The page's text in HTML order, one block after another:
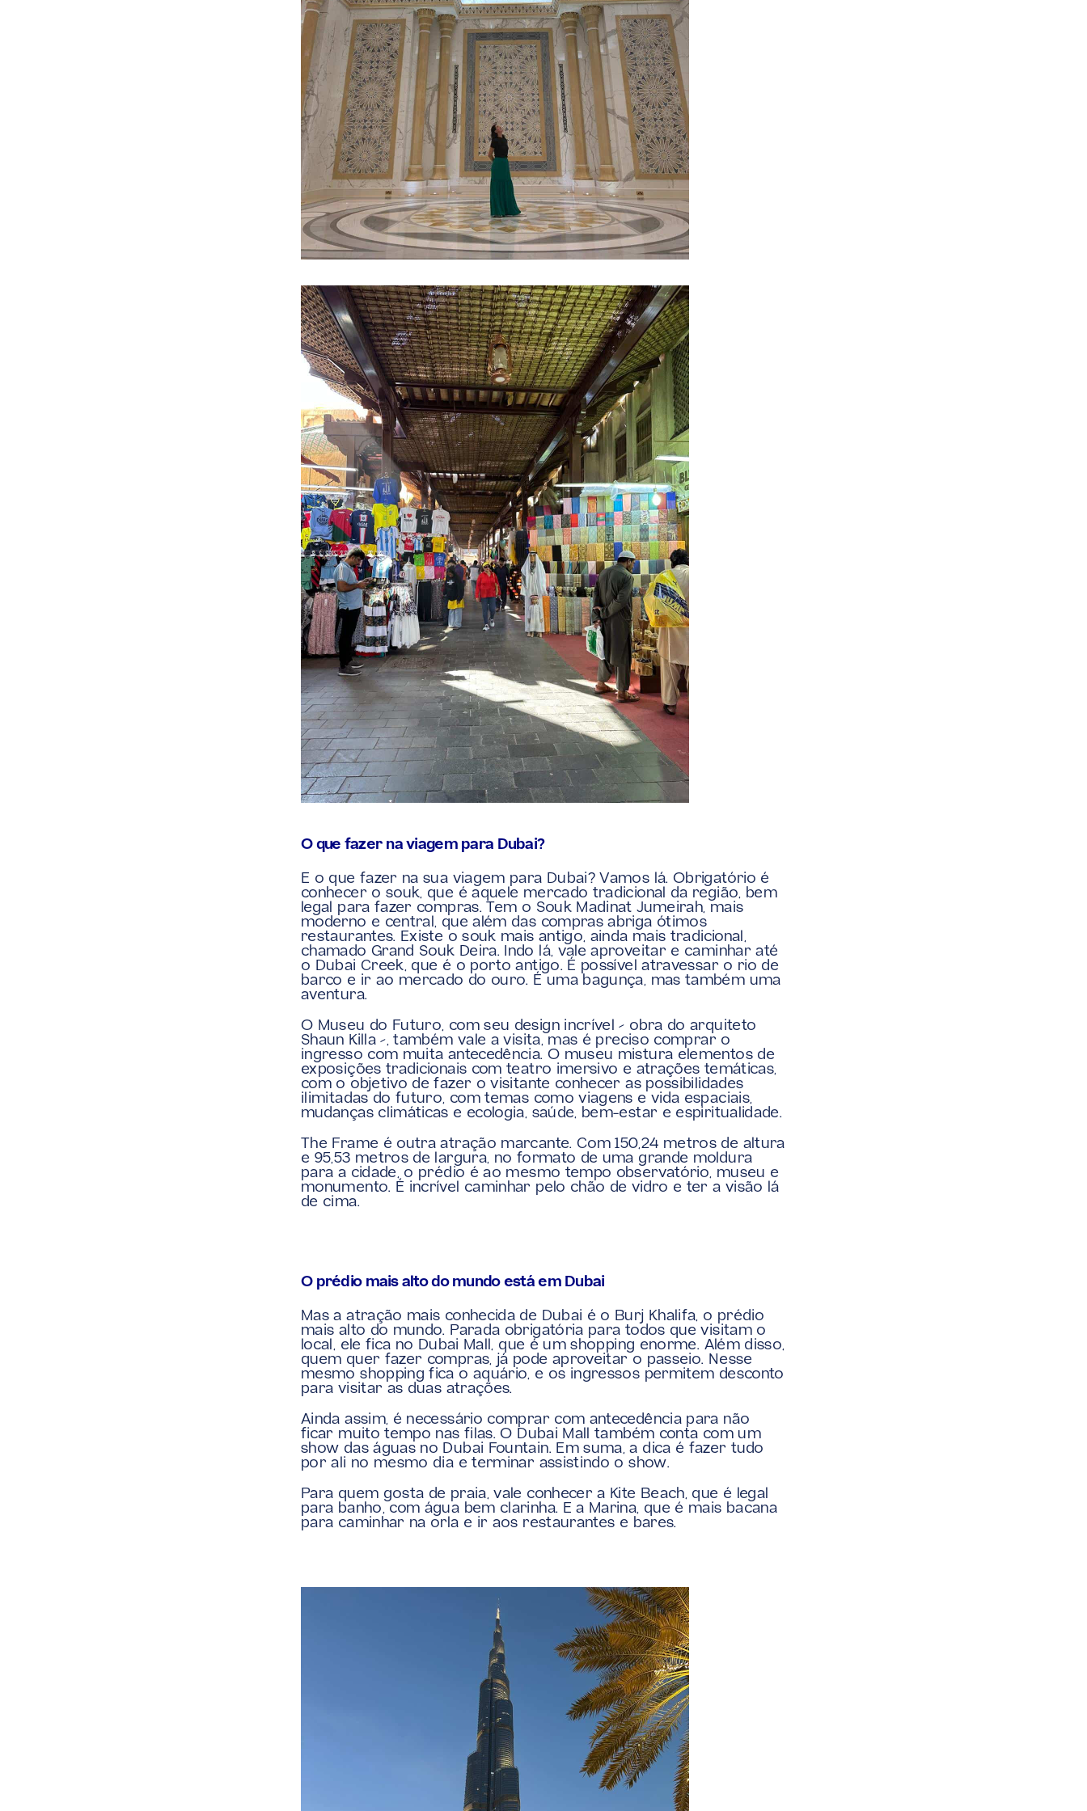
O que fazer na viagem para Dubai?
E o que fazer na sua viagem para Dubai? Vamos lá. Obrigatório é
conhecer o souk, que é aquele mercado tradicional da região, bem
legal para fazer compras. Tem o Souk Madinat Jumeirah, mais
moderno e central, que além das compras abriga ótimos
restaurantes. Existe o souk mais antigo, ainda mais tradicional,
chamado Grand Souk Deira. Indo lá, vale aproveitar e caminhar até
o Dubai Creek, que é o porto antigo. É possível atravessar o rio de
barco e ir ao mercado do ouro. É uma bagunça, mas também uma
aventura.
O Museu do Futuro, com seu design incrível – obra do arquiteto
Shaun Killa –, também vale a visita, mas é preciso comprar o
ingresso com muita antecedência. O museu mistura elementos de
exposições tradicionais com teatro imersivo e atrações temáticas,
com o objetivo de fazer o visitante conhecer as possibilidades
ilimitadas do futuro, com temas como viagens e vida espaciais,
mudanças climáticas e ecologia, saúde, bem-estar e espiritualidade.
The Frame é outra atração marcante. Com 150,24 metros de altura
e 95,53 metros de largura, no formato de uma grande moldura
para a cidade, o prédio é ao mesmo tempo observatório, museu e
monumento. É incrível caminhar pelo chão de vidro e ter a visão lá
de cima.
O prédio mais alto do mundo está em Dubai
Mas a atração mais conhecida de Dubai é o Burj Khalifa, o prédio
mais alto do mundo. Parada obrigatória para todos que visitam o
local, ele fica no Dubai Mall, que é um shopping enorme. Além disso,
quem quer fazer compras, já pode aproveitar o passeio. Nesse
mesmo shopping fica o aquário, e os ingressos permitem desconto
para visitar as duas atrações.
Ainda assim, é necessário comprar com antecedência para não
ficar muito tempo nas filas. O Dubai Mall também conta com um
show das águas no Dubai Fountain. Em suma, a dica é fazer tudo
por ali no mesmo dia e terminar assistindo o show.
Para quem gosta de praia, vale conhecer a Kite Beach, que é legal
para banho, com água bem clarinha. E a Marina, que é mais bacana
para caminhar na orla e ir aos restaurantes e bares.